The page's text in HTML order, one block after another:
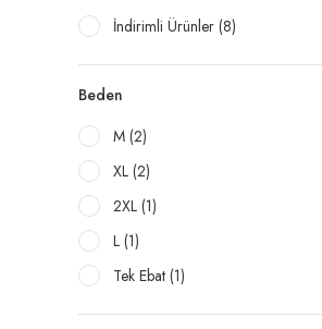
İndirimli Ürünler (8)
Beden
M (2)
XL (2)
2XL (1)
L (1)
Tek Ebat (1)
XL/XXXL (1)